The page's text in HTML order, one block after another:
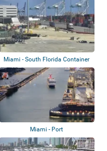
Miami - South Florida Container
Terminal
Miami - Port